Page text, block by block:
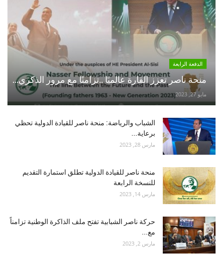
الدفعة الرابعة
منحة ناصر تعزز القارة عالميًا ..تزامنًا مع مرور الذكري...
مايو 27, 2023
الشباب والرياضة: منحة ناصر للقيادة الدولية تحظي
برعاية...
مارس 28, 2023
منحة ناصر للقيادة الدولية تطلق استمارة التقديم
للنسخة الرابعة
مارس 14, 2023
حركة ناصر الشبابية تفتح ملف الذاكرة الوطنية تزامناً
مع...
مارس 2, 2023